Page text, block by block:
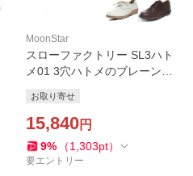
MoonStar
スローファクトリー SL3ハト
メ01 3穴ハトメのブレーント
onStar (お取り寄せ商品)
お取り寄せ
15,840円
9% （1,303pt）
要エントリー